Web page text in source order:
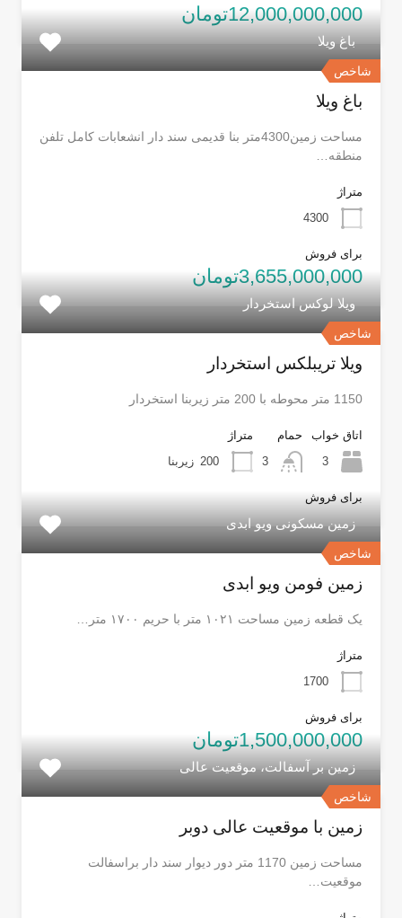
12,000,000,000تومان
شاخص
باغ ویلا
باغ ویلا
مساحت زمین4300متر بنا قدیمی سند دار انشعابات کامل تلفن
منطقه…
متراژ
4300
برای فروش
3,655,000,000تومان
شاخص
ویلا لوکس استخردار
ویلا تریبلکس استخردار
1150 متر محوطه با 200 متر زیربنا استخردار
اتاق خواب
3
حمام
3
متراژ
200 زیربنا
برای فروش
شاخص
زمین مسکونی ویو ابدی
زمین فومن ویو ابدی
یک قطعه زمین مساحت ۱۰۲۱ متر با حریم ۱۷۰۰ متر…
متراژ
1700
برای فروش
1,500,000,000تومان
شاخص
زمین بر آسفالت، موقعیت عالی
زمین با موقعیت عالی دوبر
مساحت زمین 1170 متر دور دیوار سند دار براسفالت
موقعیت…